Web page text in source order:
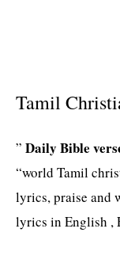
Tamil
” Daily Bible
“world Tamil
lyrics, praise and
lyrics in English ,